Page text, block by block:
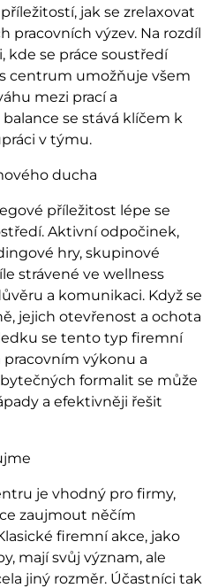
jak se zrelaxovat
pracovních výzev. Na rozdíl
kde se práce soustředí
centrum umožňuje všem
mezi prací a
se stává klíčem k
v týmu.
ducha
příležitost lépe se
Aktivní odpočinek,
hry, skupinové
strávené ve wellness
a komunikaci. Když se
jejich otevřenost a ochota
se tento typ firemní
výkonu a
formalit se může
a efektivněji řešit
je vhodný pro firmy,
zaujmout něčím
firemní akce, jako
mají svůj význam, ale
jiný rozměr. Účastníci tak